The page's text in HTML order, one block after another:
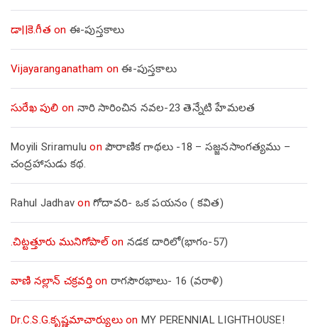
డా||కె.గీత on ఈ-పుస్తకాలు
Vijayaranganatham onఈ-పుస్తకాలు
సురేఖ పులి on నారి సారించిన నవల-23 తెన్నేటి హేమలత
Moyili Sriramulu on పౌరాణిక గాథలు -18 – సజ్జనసాంగత్యము –
చంద్రహాసుడు కథ.
Rahul Jadhav on గోదావరి- ఒక పయనం ( కవిత)
.చిట్టత్తూరు మునిగోపాల్on నడక దారిలో(భాగం-57)
వాణి నల్లాన్ చక్రవర్తిon రాగసౌరభాలు- 16 (వరాళి)
Dr.C.S.G.కృష్ణమాచార్యులుon MY PERENNIAL LIGHTHOUSE!